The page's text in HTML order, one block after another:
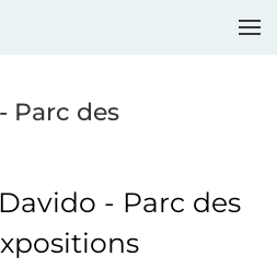
Parc des
- Parc des